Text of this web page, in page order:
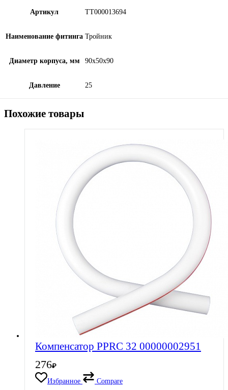
Артикул ТТ000013694
Наименование фитинга Тройник
Диаметр корпуса, мм 90x50x90
Давление 25
Похожие товары
Компенсатор PPRC 32 00000002951
276₽
Избранное
Compare